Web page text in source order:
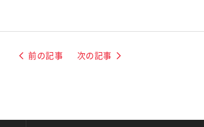
前の記事 次の記事